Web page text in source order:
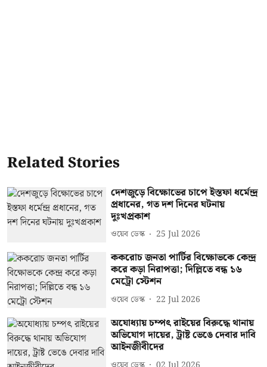
Related Stories
দেশজুড়ে বিক্ষোভের চাপে ইস্তফা ধর্মেন্দ্র
প্রধানের, গত দশ দিনের ঘটনায়
দুঃখপ্রকাশ
ওয়েব ডেস্ক 25 Jul 2026
ককরোচ জনতা পার্টির বিক্ষোভকে কেন্দ্র
করে কড়া নিরাপত্তা; দিল্লিতে বন্ধ ১৬
মেট্রো স্টেশন
ওয়েব ডেস্ক 22 Jul 2026
অযোধ্যায় চম্পৎ রাইয়ের বিরুদ্ধে থানায়
অভিযোগ দায়ের, ট্রাষ্ট ভেঙে দেবার দাবি
আইনজীবীদের